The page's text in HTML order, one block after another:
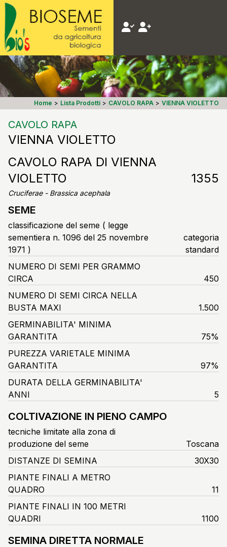
Home > Lista Prodotti > CAVOLO RAPA > VIENNA VIOLETTO
CAVOLO RAPA
VIENNA VIOLETTO
CAVOLO RAPA DI VIENNA
VIOLETTO
1355
Cruciferae - Brassica acephala
SEME
classificazione del seme ( legge
sementiera n. 1096 del 25 novembre
1971 )
categoria
standard
NUMERO DI SEMI PER GRAMMO
CIRCA
450
NUMERO DI SEMI CIRCA NELLA
BUSTA MAXI
1.500
GERMINABILITA' MINIMA
GARANTITA
75%
PUREZZA VARIETALE MINIMA
GARANTITA
97%
DURATA DELLA GERMINABILITA'
ANNI
5
COLTIVAZIONE IN PIENO CAMPO
tecniche limitate alla zona di
produzione del seme
Toscana
DISTANZE DI SEMINA
30X30
PIANTE FINALI A METRO
QUADRO
11
PIANTE FINALI IN 100 METRI
QUADRI
1100
SEMINA DIRETTA NORMALE